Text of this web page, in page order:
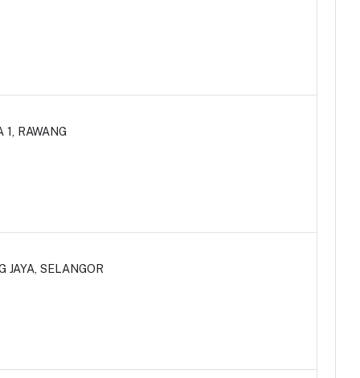
RAWANG
JAYA, SELANGOR